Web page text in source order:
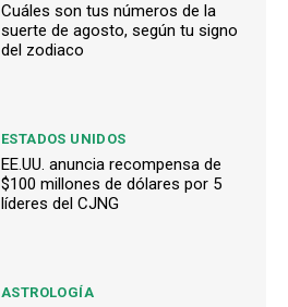
Cuáles son tus números de la
suerte de agosto, según tu signo
del zodiaco
ESTADOS UNIDOS
EE.UU. anuncia recompensa de
$100 millones de dólares por 5
líderes del CJNG
ASTROLOGÍA